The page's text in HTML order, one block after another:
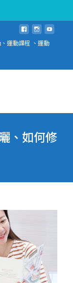
運動課程 、運動
、如何修